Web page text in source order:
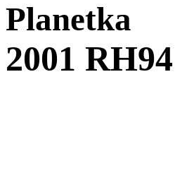
Planetka
2001 RH94